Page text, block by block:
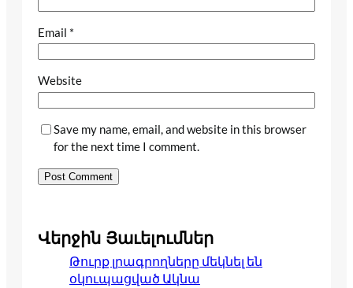
Email *
Website
Save my name, email, and website in this browser
for the next time I comment.
Վերջին Յաւելումներ
Թուրք լրագրողները մեկնել են
օկուպացված Ակնա